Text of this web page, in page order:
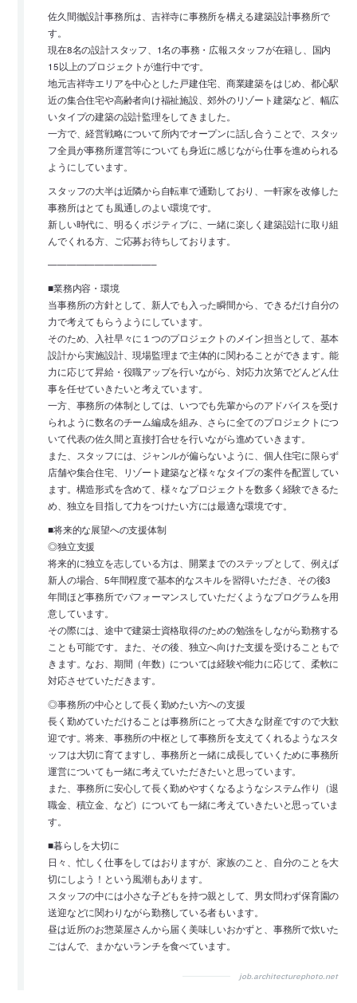
佐久間徹設計事務所は、吉祥寺に事務所を構える建築設計事務所で
す。
現在8名の設計スタッフ、1名の事務・広報スタッフが在籍し、国内
15以上のプロジェクトが進行中です。
地元吉祥寺エリアを中心とした戸建住宅、商業建築をはじめ、都心駅
近の集合住宅や高齢者向け福祉施設、郊外のリゾート建築など、幅広
いタイプの建築の設計監理をしてきました。
一方で、経営戦略について所内でオープンに話し合うことで、スタッ
フ全員が事務所運営等についても身近に感じながら仕事を進められる
ようにしています。
スタッフの大半は近隣から自転車で通勤しており、一軒家を改修した
事務所はとても風通しのよい環境です。
新しい時代に、明るくポジティブに、一緒に楽しく建築設計に取り組
んでくれる方、ご応募お待ちしております。
———————————–
■業務内容・環境
当事務所の方針として、新人でも入った瞬間から、できるだけ自分の
力で考えてもらうようにしています。
そのため、入社早々に１つのプロジェクトのメイン担当として、基本
設計から実施設計、現場監理まで主体的に関わることができます。能
力に応じて昇給・役職アップを行いながら、対応力次第でどんどん仕
事を任せていきたいと考えています。
一方、事務所の体制としては、いつでも先輩からのアドバイスを受け
られように数名のチーム編成を組み、さらに全てのプロジェクトにつ
いて代表の佐久間と直接打合せを行いながら進めていきます。
また、スタッフには、ジャンルが偏らないように、個人住宅に限らず
店舗や集合住宅、リゾート建築など様々なタイプの案件を配置してい
ます。構造形式を含めて、様々なプロジェクトを数多く経験できるた
め、独立を目指して力をつけたい方には最適な環境です。
■将来的な展望への支援体制
◎独立支援
将来的に独立を志している方は、開業までのステップとして、例えば
新人の場合、5年間程度で基本的なスキルを習得いただき、その後3
年間ほど事務所でパフォーマンスしていただくようなプログラムを用
意しています。
その際には、途中で建築士資格取得のための勉強をしながら勤務する
ことも可能です。また、その後、独立へ向けた支援を受けることもで
きます。なお、期間（年数）については経験や能力に応じて、柔軟に
対応させていただきます。
◎事務所の中心として長く勤めたい方への支援
長く勤めていただけることは事務所にとって大きな財産ですので大歓
迎です。将来、事務所の中枢として事務所を支えてくれるようなスタ
ッフは大切に育てますし、事務所と一緒に成長していくために事務所
運営についても一緒に考えていただきたいと思っています。
また、事務所に安心して長く勤めやすくなるようなシステム作り（退
職金、積立金、など）についても一緒に考えていきたいと思っていま
す。
■暮らしを大切に
日々、忙しく仕事をしてはおりますが、家族のこと、自分のことを大
切にしよう！という風潮もあります。
スタッフの中には小さな子どもを持つ親として、男女問わず保育園の
送迎などに関わりながら勤務している者もいます。
昼は近所のお惣菜屋さんから届く美味しいおかずと、事務所で炊いた
ごはんで、まかないランチを食べています。
job.architecturephoto.net